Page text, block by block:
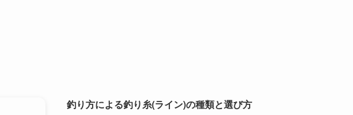
釣り方による釣り糸(ライン)の種類と選び方